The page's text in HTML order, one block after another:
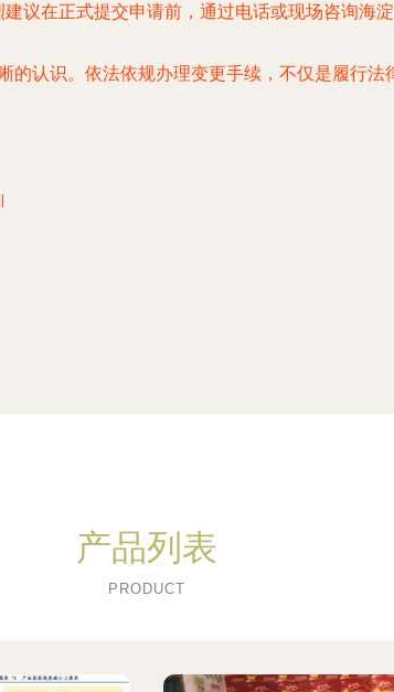
议在正式提交申请前，通过电话或现场咨询海
认识。依法依规办理变更手续，不仅是履行
产品列表
PRODUCT